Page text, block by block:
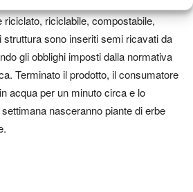
riciclato, riciclabile, compostabile,
struttura sono inseriti semi ricavati da
gli obblighi imposti dalla normativa
Terminato il prodotto, il consumatore
acqua per un minuto circa e lo
nasceranno piante di erbe